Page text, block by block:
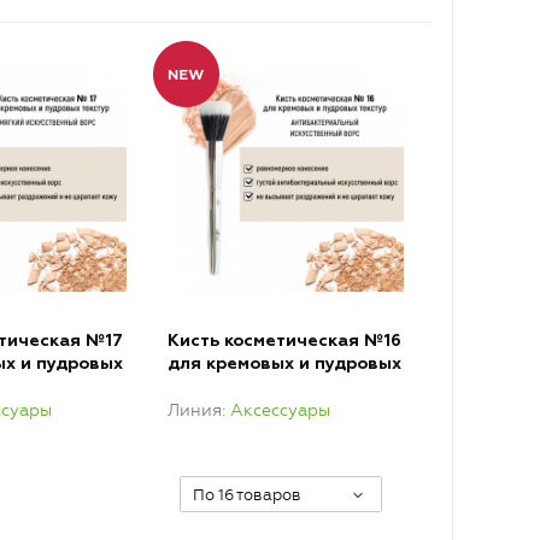
№17
и пудровых
Кисть косметическая №16
для кремовых и пудровых
антибактериальный ворс
Линия Аксессуары
По 16 товаров